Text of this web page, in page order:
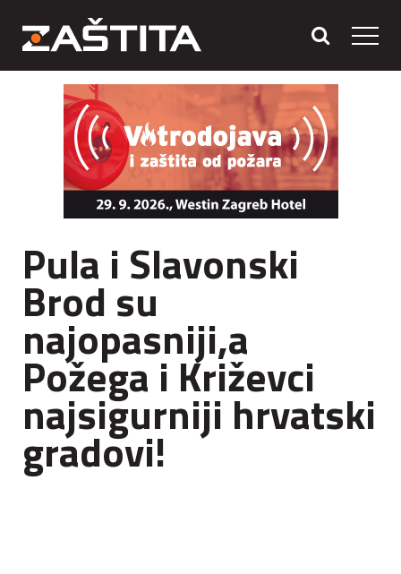
Pula i Slavonski
Brod su
najopasniji,a
Požega i Križevci
najsigurniji hrvatski
gradovi!